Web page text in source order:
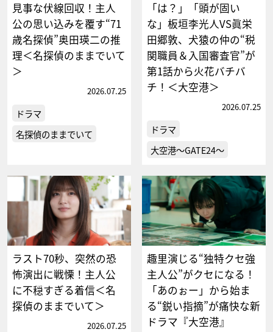
見事な伏線回収！主人
公の思い込みを覆す“71
歳名探偵”奥田瑛二の推
理＜名探偵のままでいて
＞
2026.07.25
ドラマ
名探偵のままでいて
「は？」「頭が固い
な」板垣李光人VS眞栄
田郷敦、犬猿の仲の“税
関職員＆入国審査官”が
第1話から火花バチバ
チ！＜大空港＞
2026.07.25
ドラマ
大空港～GATE24～
ラスト70秒、突然の恐
怖演出に戦慄！主人公
に不穏すぎる着信＜名
探偵のままでいて＞
2026.07.25
趣里演じる“独特クセ強
主人公”がクセになる！
「あのぉー」から始ま
る“鋭い指摘”が痛快な新
ドラマ『大空港』